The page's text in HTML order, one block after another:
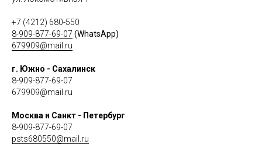
+7 (4212) 680-550
8-909-877-69-07 (WhatsApp)
679909@mail.ru
г. Южно - Сахалинск
8-909-877-69-07
679909@mail.ru
Москва и Санкт - Петербург
8-909-877-69-07
psts680550@mail.ru